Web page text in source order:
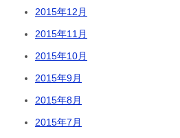
2015年12月
2015年11月
2015年10月
2015年9月
2015年8月
2015年7月